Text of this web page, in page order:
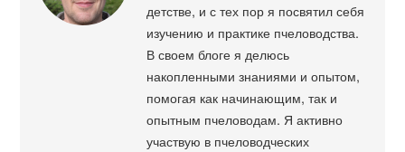
детстве, и с тех пор я посвятил себя
изучению и практике пчеловодства.
В своем блоге я делюсь
накопленными знаниями и опытом,
помогая как начинающим, так и
опытным пчеловодам. Я активно
участвую в пчеловодческих